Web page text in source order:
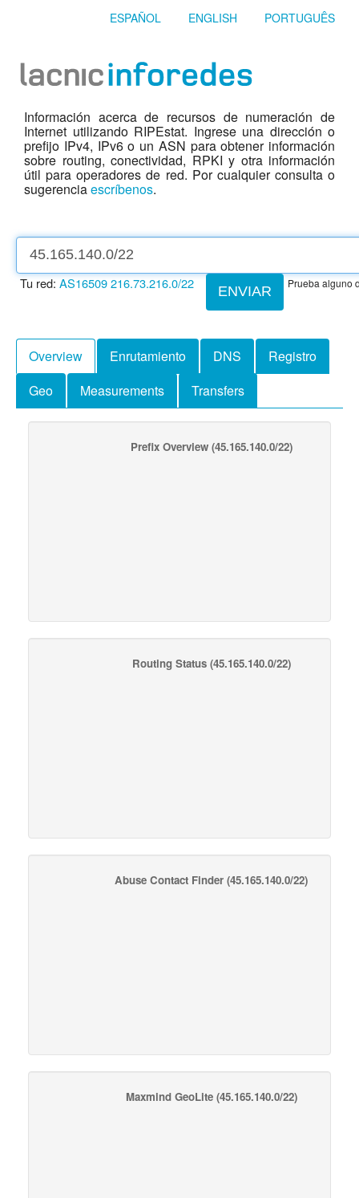
ESPAÑOL ENGLISH PORTUGUÊS
Información acerca de recursos de numeración de
Internet utilizando RIPEstat. Ingrese una dirección o
prefijo IPv4, IPv6 o un ASN para obtener información
sobre routing, conectividad, RPKI y otra información
útil para operadores de red. Por cualquier consulta o
sugerenciaescríbenos.
ENVIAR
Tu red: AS16509216.73.216.0/22 Prueba alguno
Overview Enrutamiento DNS
Registro
Geo
Measurements Transfers
Prefix Overview(45.165.140.0/22)
Routing Status(45.165.140.0/22)
Abuse Contact Finder (45.165.140.0/22)
Maxmind GeoLite(45.165.140.0/22)